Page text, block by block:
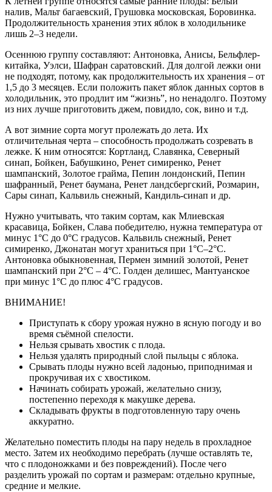
налив, Мальт багаевский, Грушовка московская, Боровинка.
Продолжительность хранения этих яблок в холодильнике
лишь 2–3 недели.
Осеннюю группу составляют: Антоновка, Анисы, Бельфлер-
китайка, Уэлси, Шафран саратовский. Для долгой лежки они
не подходят, потому, как продолжительность их хранения – от
1,5 до 3 месяцев. Если положить пакет яблок данных сортов в
холодильник, это продлит им “жизнь”, но ненадолго. Поэтому
из них лучше приготовить джем, повидло, сок, вино и т.д.
А вот зимние сорта могут пролежать до лета. Их
отличительная черта – способность продолжать созревать в
лежке. К ним относятся: Кортланд, Славянка, Северный
синап, Бойкен, Бабушкино, Ренет симиренко, Ренет
шампанский, Золотое грайма, Пепин лондонский, Пепин
шафранный, Ренет баумана, Ренет ландсбергский, Розмарин,
Сары синап, Кальвиль снежный, Кандиль-синап и др.
Нужно учитывать, что таким сортам, как Млиевская
красавица, Бойкен, Слава победителю, нужна температура от
минус 1°С до 0°С градусов. Кальвиль снежный, Ренет
симиренко, Джонатан могут храниться при 1°С–2°С.
Антоновка обыкновенная, Пермен зимний золотой, Ренет
шампанский при 2°С – 4°С. Голден делишес, Мантуанское
при минус 1°С до плюс 4°С градусов.
ВНИМАНИЕ!
Приступать к сбору урожая нужно в ясную погоду и во
время съёмной спелости.
Нельзя срывать хвостик с плода.
Нельзя удалять природный слой пыльцы с яблока.
Срывать плоды нужно всей ладонью, приподнимая и
прокручивая их с хвостиком.
Начинать собирать урожай, желательно снизу,
постепенно переходя к макушке дерева.
Складывать фрукты в подготовленную тару очень
аккуратно.
Желательно поместить плоды на пару недель в прохладное
место. Затем их необходимо перебрать (лучше оставлять те,
что с плодоножками и без повреждений). После чего
разделить урожай по сортам и размерам: отдельно крупные,
средние и мелкие.